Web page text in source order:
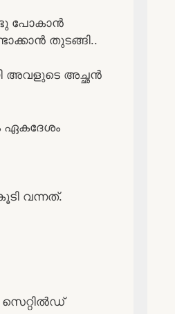
പോകാൻ
തുടങ്ങി..
അവളുടെ അച്ഛൻ
വന്നത്.